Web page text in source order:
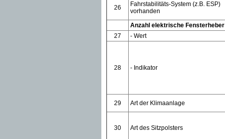
26
Fahrstabilitäts-System (z.B. ESP)
vorhanden
Anzahl elektrische Fensterheber
27
- Wert
28 - Indikator
29
Art der Klimaanlage
30 Art des Sitzpolsters